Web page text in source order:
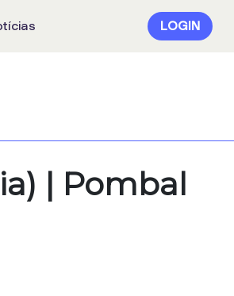
LOGIN
| Pombal